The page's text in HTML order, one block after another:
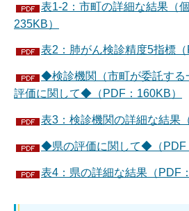
表1-2：市町の詳細な結果（
235KB）
表2：肺がん検診精度5指標（
◆検診機関（市町が委託する
評価に関して◆（PDF：160KB）
表3：検診機関の詳細な結果
◆県の評価に関して◆（PDF
表4：県の詳細な結果（PDF